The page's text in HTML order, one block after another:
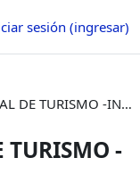
sesión (ingresar)
CURSO DE PASTORAL DE TURISMO -INTRO
TURISMO -